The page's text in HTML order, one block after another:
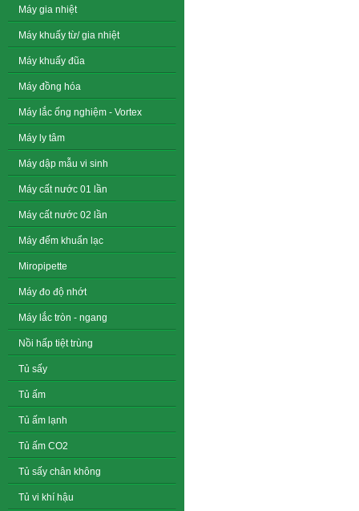
Máy gia nhiệt
Máy khuấy từ/ gia nhiệt
Máy khuấy đũa
Máy đồng hóa
Máy lắc ống nghiệm - Vortex
Máy ly tâm
Máy dập mẫu vi sinh
Máy cất nước 01 lần
Máy cất nước 02 lần
Máy đếm khuẩn lạc
Miropipette
Máy đo độ nhớt
Máy lắc tròn - ngang
Nồi hấp tiệt trùng
Tủ sấy
Tủ ấm
Tủ ấm lạnh
Tủ ấm CO2
Tủ sấy chân không
Tủ vi khí hậu